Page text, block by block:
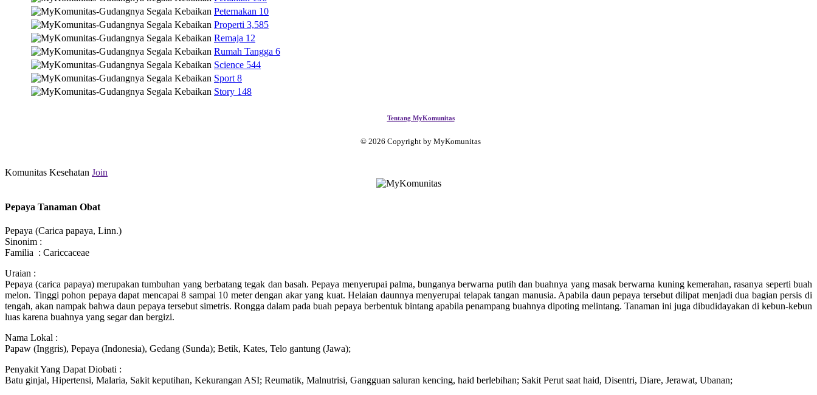
Peternakan 10
Properti 3,585
Remaja 12
Rumah Tangga 6
Science 544
Sport 8
Story 148
Tentang MyKomunitas
© 2026 Copyright by MyKomunitas
Komunitas Kesehatan Join
Pepaya Tanaman Obat
Pepaya (Carica papaya, Linn.)
Sinonim :
Familia : Cariccaceae
Uraian :
Pepaya (carica papaya) merupakan tumbuhan yang berbatang tegak dan basah. Pepaya menyerupai palma, bunganya berwarna putih dan buahnya yang masak berwarna kuning kemerahan, rasanya seperti buah
melon. Tinggi pohon pepaya dapat mencapai 8 sampai 10 meter dengan akar yang kuat. Helaian daunnya menyerupai telapak tangan manusia. Apabila daun pepaya tersebut dilipat menjadi dua bagian persis di
tengah, akan nampak bahwa daun pepaya tersebut simetris. Rongga dalam pada buah pepaya berbentuk bintang apabila penampang buahnya dipoting melintang. Tanaman ini juga dibudidayakan di kebun-kebun
luas karena buahnya yang segar dan bergizi.
Nama Lokal :
Papaw (Inggris), Pepaya (Indonesia), Gedang (Sunda); Betik, Kates, Telo gantung (Jawa);
Penyakit Yang Dapat Diobati :
Batu ginjal, Hipertensi, Malaria, Sakit keputihan, Kekurangan ASI; Reumatik, Malnutrisi, Gangguan saluran kencing, haid berlebihan; Sakit Perut saat haid, Disentri, Diare, Jerawat, Ubanan;